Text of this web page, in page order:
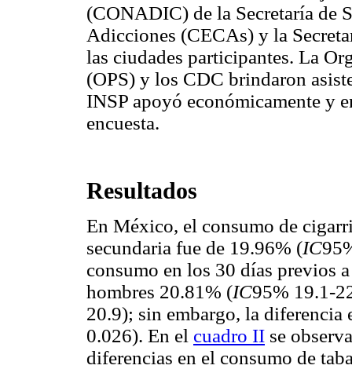
(CONADIC) de la Secretaría de
Adicciones (CECAs) y la
las ciudades participantes. La
(OPS) y los CDC brindaron
INSP apoyó económicamente y
encuesta.
Resultados
En México, el consumo de
secundaria fue de 19.96% (IC
consumo en los 30 días previos
hombres 20.81% (IC95% 19.1-
20.9); sin embargo, la diferencia
0.026). En el cuadro II se
diferencias en el consumo de